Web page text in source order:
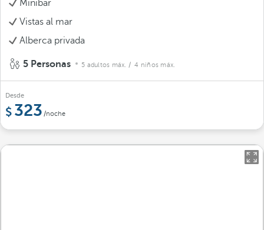
Minibar
Vistas al mar
Alberca privada
5 Personas 5 adultos máx. / 4 niños máx.
Desde
323 /noche